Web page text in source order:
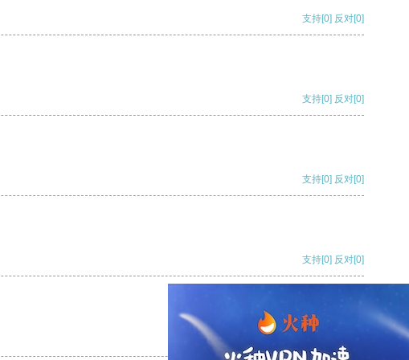
支持[0] 反对[0]
支持[0] 反对[0]
支持[0] 反对[0]
支持[0] 反对[0]